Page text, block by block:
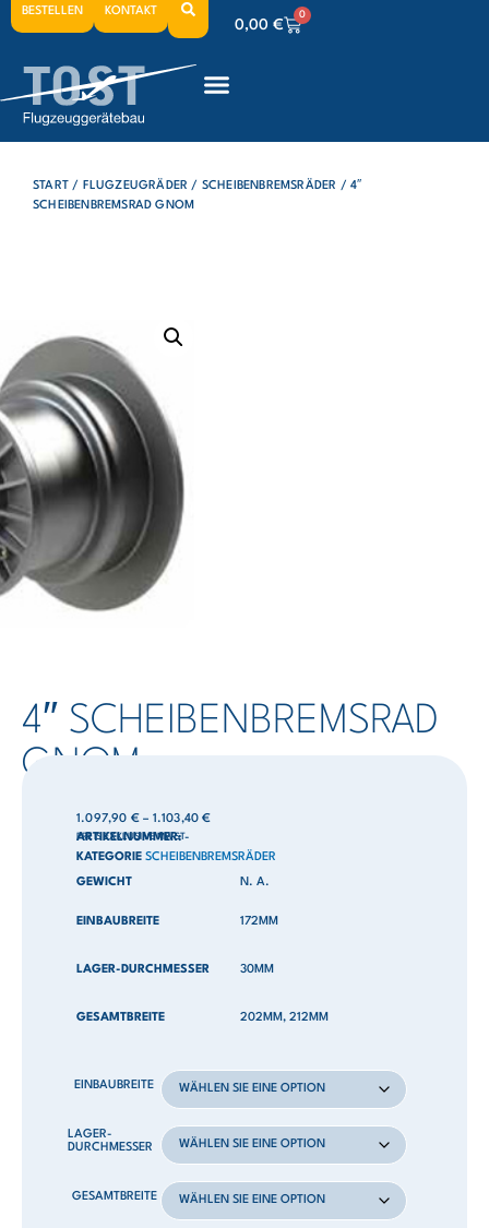
BESTELLEN KONTAKT
0,00 €
0
0,00€ 0
0,00€ 0
START / FLUGZEUGRÄDER / SCHEIBENBREMSRÄDER / 4″
SCHEIBENBREMSRAD GNOM
4″ SCHEIBENBREMSRAD
GNOM
1.097,90 € – 1.103,40€
PREIS EXKLUSIVE MWST
ARTIKELNUMMER:-
KATEGORIE SCHEIBENBREMSRÄDER
GEWICHT N. A.
EINBAUBREITE 172MM
LAGER-DURCHMESSER 30MM
GESAMTBREITE 202MM, 212MM
EINBAUBREITE
LAGER-
DURCHMESSER
GESAMTBREITE